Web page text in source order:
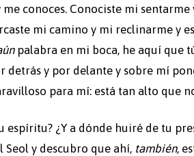
me conoces. Conociste mi
mi camino y mi reclinarme y
palabra en mi boca, he aquí que
detrás y por delante y sobre mí
para mí: está tan alto que
espíritu? ¿Y a dónde huiré de tu
Seol y descubro que ahí, también,